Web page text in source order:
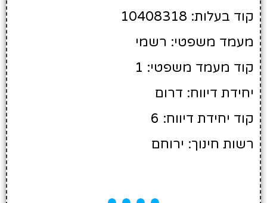
קוד בעלות: 10408318
מעמד משפטי: רשמי
קוד מעמד משפטי: 1
יחידת דיווח: דרום
קוד יחידת דיווח: 6
רשות חינוך: ירוחם